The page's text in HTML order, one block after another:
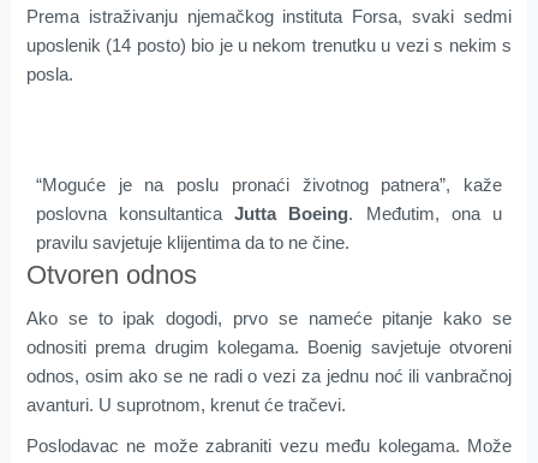
Prema istraživanju njemačkog instituta Forsa, svaki sedmi
uposlenik (14 posto) bio je u nekom trenutku u vezi s nekim s
posla.
“Moguće je na poslu pronaći životnog patnera”, kaže
poslovna konsultanticaJutta Boeing. Međutim, ona u
pravilu savjetuje klijentima da to ne čine.
Otvoren odnos
Ako se to ipak dogodi, prvo se nameće pitanje kako se
odnositi prema drugim kolegama. Boenig savjetuje otvoreni
odnos, osim ako se ne radi o vezi za jednu noć ili vanbračnoj
avanturi. U suprotnom, krenut će tračevi.
Poslodavac ne može zabraniti vezu među kolegama. Može